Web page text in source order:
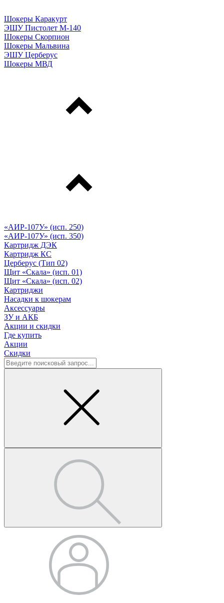
Шокеры Каракурт
ЭШУ Пистолет М-140
Шокеры Скорпион
Шокеры Мальвина
ЭШУ Церберус
Шокеры МВД
«АИР-107У» (исп. 250)
«АИР-107У» (исп. 350)
Картридж ДЭК
Картридж КС
Церберус (Тип 02)
Щит «Скала» (исп. 01)
Щит «Скала» (исп. 02)
Картриджи
Насадки к шокерам
Аксессуары
ЗУ и АКБ
Акции и скидки
Где купить
Акции
Скидки